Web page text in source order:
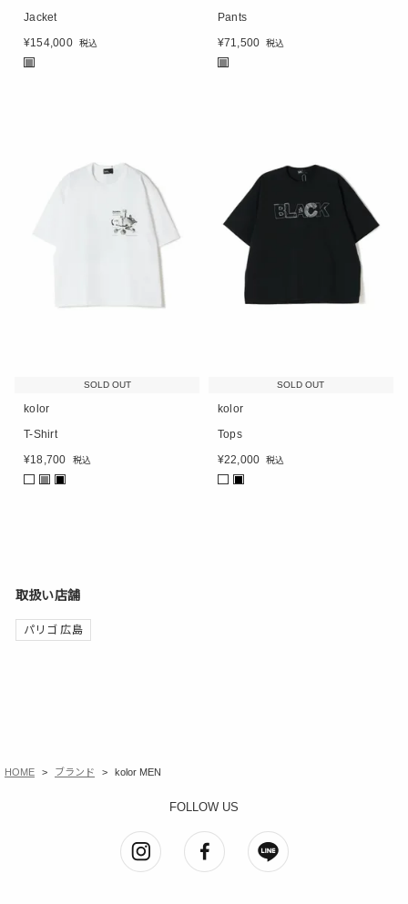
Jacket
¥154,000 税込
■
Pants
¥71,500 税込
■
SOLD OUT
kolor
T-Shirt
¥18,700 税込
■ ■
SOLD OUT
kolor
Tops
¥22,000 税込
■
取扱い店舗
パリゴ 広島
HOME ブランド kolor MEN
FOLLOW US